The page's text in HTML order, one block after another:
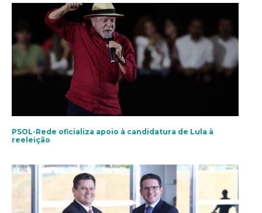
PSOL-Rede oficializa apoio à candidatura de Lula à
reeleição